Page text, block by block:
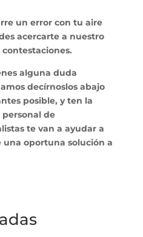
un error con tu aire
acercarte a nuestro
alguna duda
decírnoslos abajo
posible, y ten la
de
te van a ayudar a
una oportuna solución a